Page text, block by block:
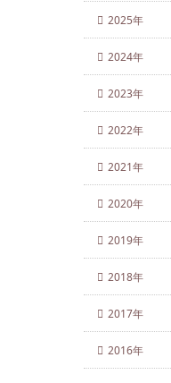
2025年
2024年
2023年
2022年
2021年
2020年
2019年
2018年
2017年
2016年